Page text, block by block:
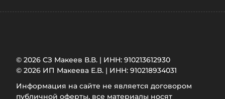
© 2026 СЗ Макеев В.В. | ИНН: 910213612930
© 2026 ИП Макеева Е.В. | ИНН: 910218934031
Информация на сайте не является договором
публичной оферты, все материалы носят